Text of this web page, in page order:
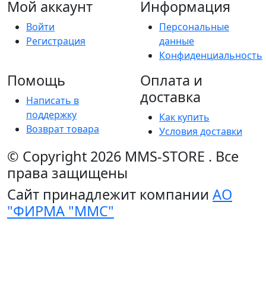
Мой аккаунт
Войти
Регистрация
Информация
Персональные
данные
Конфиденциальность
Помощь
Написать в
поддержку
Возврат товара
Оплата и
доставка
Как купить
Условия доставки
© Copyright 2026 MMS-STORE . Все
права защищены
Сайт принадлежит компании АО
"ФИРМА "ММС"